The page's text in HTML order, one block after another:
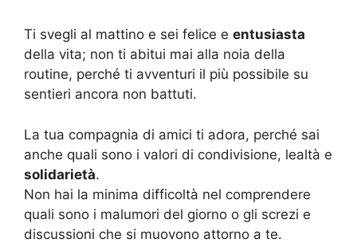
Ti svegli al mattino e sei felice e entusiasta
della vita; non ti abitui mai alla noia della
routine, perché ti avventuri il più possibile su
sentieri ancora non battuti.
La tua compagnia di amici ti adora, perché sai
anche quali sono i valori di condivisione, lealtà e
solidarietà.
Non hai la minima difficoltà nel comprendere
quali sono i malumori del giorno o gli screzi e
discussioni che si muovono attorno a te.